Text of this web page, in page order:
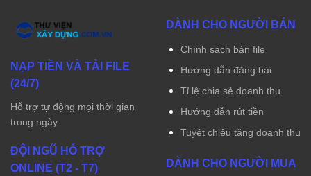
NẠP TIỀN VÀ TẢI FILE
(24/7)
Hỗ trợ tự động mọi thời gian
trong ngày
ĐỘI NGŨ HỖ TRỢ
ONLINE (T2 - T7)
DÀNH CHO NGƯỜI BÁN
Chính sách bán file
Hướng dẫn đăng bài
Tỉ lệ chia sẻ doanh thu
Hướng dẫn rút tiền
Tuyệt chiêu tăng doanh thu
DÀNH CHO NGƯỜI MUA